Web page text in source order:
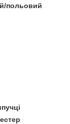
польовий